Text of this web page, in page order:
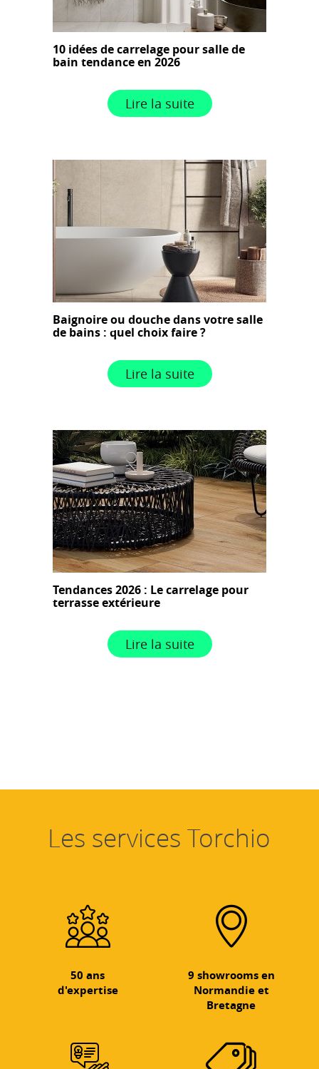
10 idées de carrelage pour salle de
bain tendance en 2026
Lire la suite
Baignoire ou douche dans votre salle
de bains : quel choix faire ?
Lire la suite
Tendances 2026 : Le carrelage pour
terrasse extérieure
Lire la suite
Les services Torchio
50 ans
d'expertise
9 showrooms en
Normandie et
Bretagne